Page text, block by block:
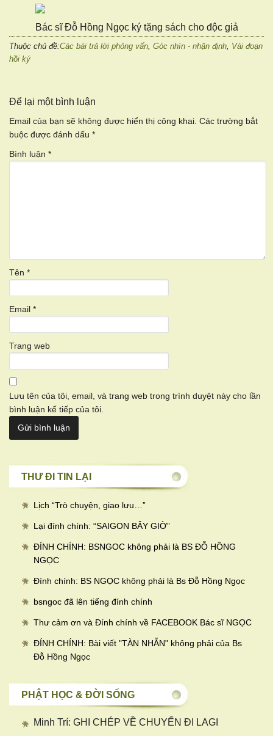
Bác sĩ Đỗ Hồng Ngọc ký tặng sách cho độc giả
Thuộc chủ đề:Các bài trả lời phỏng vấn, Góc nhìn - nhận định, Vài đoạn
hồi ký
Để lại một bình luận
Email của bạn sẽ không được hiển thị công khai. Các trường bắt
buộc được đánh dấu *
Bình luận *
Tên *
Email *
Trang web
Lưu tên của tôi, email, và trang web trong trình duyệt này cho lần
bình luận kế tiếp của tôi.
THƯ ĐI TIN LẠI
Lịch “Trò chuyện, giao lưu… ”
Lại đính chính: “SAIGON BÂY GIỜ”
ĐÍNH CHÍNH: BSNGOC không phải là BS ĐỖ HỒNG
NGỌC
Đính chính: BS NGỌC không phải là Bs Đỗ Hồng Ngọc
bsngoc đã lên tiếng đính chính
Thư cảm ơn và Đính chính về FACEBOOK Bác sĩ NGỌC
ĐÍNH CHÍNH: Bài viết "TÀN NHẪN" không phải của Bs
Đỗ Hồng Ngọc
PHẬT HỌC & ĐỜI SỐNG
Minh Trí: GHI CHÉP VỀ CHUYẾN ĐI LAGI